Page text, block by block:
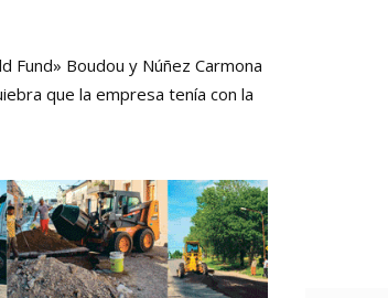
Boudou y Núñez Carmona
que la empresa tenía con la